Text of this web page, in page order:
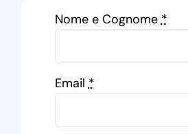
Nome e Cognome*
Email*